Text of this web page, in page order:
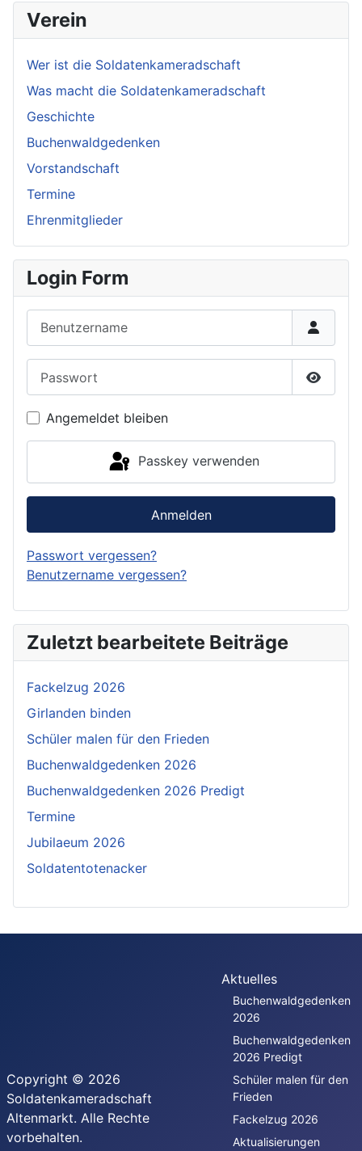
Verein
Wer ist die Soldatenkameradschaft
Was macht die Soldatenkameradschaft
Geschichte
Buchenwaldgedenken
Vorstandschaft
Termine
Ehrenmitglieder
Login Form
Angemeldet bleiben
Passkey verwenden
Anmelden
Passwort vergessen?
Benutzername vergessen?
Zuletzt bearbeitete Beiträge
Fackelzug 2026
Girlanden binden
Schüler malen für den Frieden
Buchenwaldgedenken 2026
Buchenwaldgedenken 2026 Predigt
Termine
Jubilaeum 2026
Soldatentotenacker
Copyright © 2026
Soldatenkameradschaft
Altenmarkt. Alle Rechte
vorbehalten.
Aktuelles
Buchenwaldgedenken
2026
Buchenwaldgedenken
2026 Predigt
Schüler malen für den
Frieden
Fackelzug 2026
Aktualisierungen